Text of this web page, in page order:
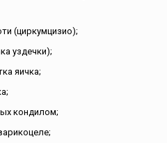
(циркумцизио);
уздечки);
яичка;
кондилом;